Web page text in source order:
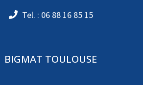
Tel. : 06 88 16 85 15
BIGMAT TOULOUSE